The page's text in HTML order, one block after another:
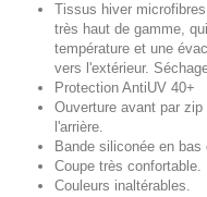
Tissus hiver
très haut de gamme,
température et une
vers l'extérieur.
Protection AntiUV 40+
Ouverture avant par
l'arrière.
Bande siliconée en
Coupe très confortable.
Couleurs inaltérables.